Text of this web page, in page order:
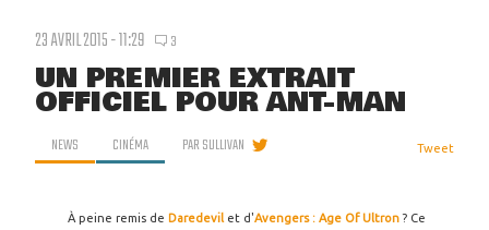
23 AVRIL 2015 - 11:29 3
UN PREMIER EXTRAIT
OFFICIEL POUR ANT-MAN
NEWS CINÉMA PARSULLIVAN Tweet
À peine remis de Daredevil et d'Avengers : Age Of Ultron ? Ce